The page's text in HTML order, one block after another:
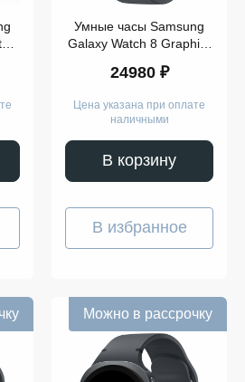
Умные часы Samsung
Galaxy Watch 8 Graphite
24980 ₽
Цена указана при оплате
наличными
В корзину
В избранное
Можно в рассрочку